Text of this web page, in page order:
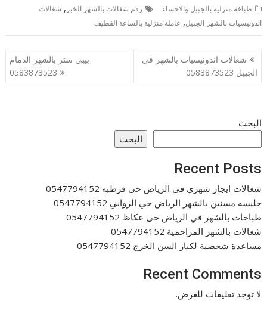
طباخة منزلية بالجبيل والاحساء رقم شغالات بالشهر الخبر , شغالات
اندونيسيات بالشهر الجبيل, عاملة منزلية بالساعة القطيف
تصفّح
المقالات
شغالات اندونيسيات بالشهر في
الجبيل 0583873523
بيبي ستر بالشهر الدمام
0583873523
البحث
البحث
Recent Posts
شغالات ايجار شهري في الرياض حى قرطبه 0547794152
جليسه مسنين بالشهر الرياض حي الروابي 0547794152
طباخات بالشهر في الرياض حى عكاظ 0547794152
شغالات بالشهر المزاحمية 0547794152
مساعدة شخصية لكبار السن الخرج 0547794152
Recent Comments
لا توجد تعليقات للعرض.